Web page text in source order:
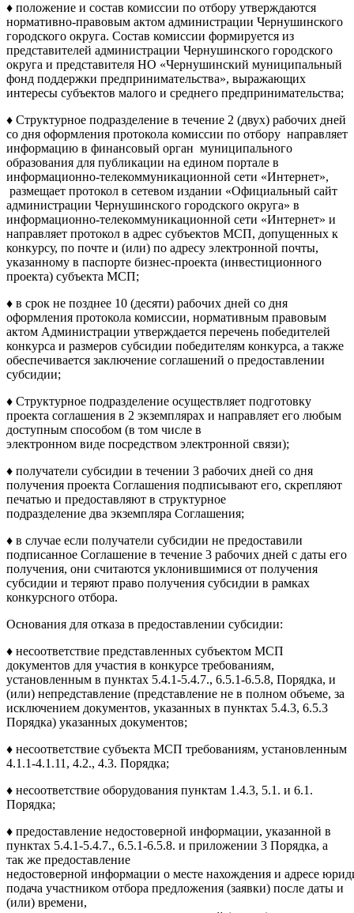
♦ положение и состав комиссии по отбору утверждаются
нормативно-правовым актом администрации Чернушинского
городского округа. Состав комиссии формируется из
представителей администрации Чернушинского городского
округа и представителя НО «Чернушинский муниципальный
фонд поддержки предпринимательства», выражающих
интересы субъектов малого и среднего предпринимательства;
♦ Структурное подразделение в течение 2 (двух) рабочих дней
со дня оформления протокола комиссии по отбору направляет
информацию в финансовый орган муниципального
образования для публикации на едином портале в
информационно-телекоммуникационной сети «Интернет»,
размещает протокол в сетевом издании «Официальный сайт
администрации Чернушинского городского округа» в
информационно-телекоммуникационной сети «Интернет» и
направляет протокол в адрес субъектов МСП, допущенных к
конкурсу, по почте и (или) по адресу электронной почты,
указанному в паспорте бизнес-проекта (инвестиционного
проекта) субъекта МСП;
♦ в срок не позднее 10 (десяти) рабочих дней со дня
оформления протокола комиссии, нормативным правовым
актом Администрации утверждается перечень победителей
конкурса и размеров субсидии победителям конкурса, а также
обеспечивается заключение соглашений о предоставлении
субсидии;
♦ Структурное подразделение осуществляет подготовку
проекта соглашения в 2 экземплярах и направляет его любым
доступным способом (в том числе в
электронном виде посредством электронной связи);
♦ получатели субсидии в течении 3 рабочих дней со дня
получения проекта Соглашения подписывают его, скрепляют
печатью и предоставляют в структурное
подразделение два экземпляра Соглашения;
♦ в случае если получатели субсидии не предоставили
подписанное Соглашение в течение 3 рабочих дней с даты его
получения, они считаются уклонившимися от получения
субсидии и теряют право получения субсидии в рамках
конкурсного отбора.
Основания для отказа в предоставлении субсидии:
♦ несоответствие представленных субъектом МСП
документов для участия в конкурсе требованиям,
установленным в пунктах 5.4.1-5.4.7., 6.5.1-6.5.8, Порядка, и
(или) непредставление (представление не в полном объеме, за
исключением документов, указанных в пунктах 5.4.3, 6.5.3
Порядка) указанных документов;
♦ несоответствие субъекта МСП требованиям, установленным
4.1.1-4.1.11, 4.2., 4.3. Порядка;
♦ несоответствие оборудования пунктам 1.4.3, 5.1. и 6.1.
Порядка;
♦ предоставление недостоверной информации, указанной в
пунктах 5.4.1-5.4.7., 6.5.1-6.5.8. и приложении 3 Порядка, а
так же предоставление
недостоверной информации о месте нахождения и адресе
подача участником отбора предложения (заявки) после даты и
(или) времени,